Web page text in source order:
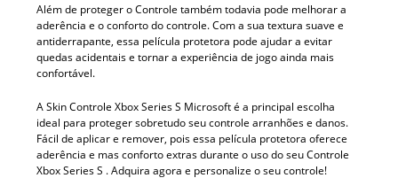
Além de proteger o Controle também todavia pode melhorar a
aderência e o conforto do controle. Com a sua textura suave e
antiderrapante, essa película protetora pode ajudar a evitar
quedas acidentais e tornar a experiência de jogo ainda mais
confortável.
A Skin Controle Xbox Series S Microsoft é a principal escolha
ideal para proteger sobretudo seu controle arranhões e danos.
Fácil de aplicar e remover, pois essa película protetora oferece
aderência e mas conforto extras durante o uso do seu Controle
Xbox Series S . Adquira agora e personalize o seu controle!